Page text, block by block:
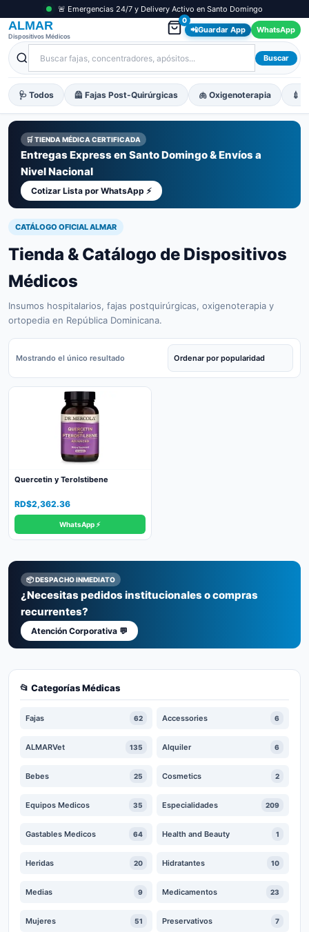
🚨 Emergencias 24/7 y Delivery Activo en Santo Domingo
ALMAR
Dispositivos Médicos
0
📲Guardar App WhatsApp
Buscar
🩺 Todos 🦺 Fajas Post-Quirúrgicas 🫁 Oxigenoterapia 💉
🛒 TIENDA MÉDICA CERTIFICADA
Entregas Express en Santo Domingo & Envíos a
Nivel Nacional
Cotizar Lista por WhatsApp ⚡
CATÁLOGO OFICIAL ALMAR
Tienda & Catálogo de Dispositivos
Médicos
Insumos hospitalarios, fajas postquirúrgicas, oxigenoterapia y
ortopedia en República Dominicana.
📂 Categorías Médicas
Fajas 62 Accessories 6
ALMARVet 135 Alquiler 6
Bebes 25 Cosmetics 2
Equipos Medicos 35 Especialidades 209
Gastables Medicos 64 Health and Beauty 1
Heridas 20 Hidratantes 10
Medias 9 Medicamentos 23
Mujeres 51 Preservativos 7
Mostrando el único resultado
Quercetin y Terolstibene
RD$2,362.36
WhatsApp ⚡
📦 DESPACHO INMEDIATO
¿Necesitas pedidos institucionales o compras
recurrentes?
Atención Corporativa 💬